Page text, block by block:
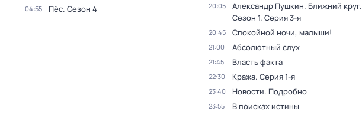
04:55 Пёс. Сезон 4 20:05 Александр Пушкин. Ближний круг.
Сезон 1. Серия 3-я
20:45 Спокойной ночи, малыши!
21:00 Абсолютный слух
21:45 Власть факта
22:30 Кража. Серия 1-я
23:40 Новости. Подробно
23:55 В поисках истины